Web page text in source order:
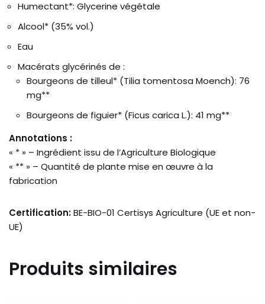
Humectant*: Glycerine végétale
Alcool* (35% vol.)
Eau
Macérats glycérinés de :
Bourgeons de tilleul* (Tilia tomentosa Moench): 76
mg**
Bourgeons de figuier* (Ficus carica L.): 41 mg**
Annotations :
« * » – Ingrédient issu de l’Agriculture Biologique
« ** » – Quantité de plante mise en œuvre à la
fabrication
Certification:BE-BIO-01 Certisys Agriculture (UE et non-
UE)
Produits similaires